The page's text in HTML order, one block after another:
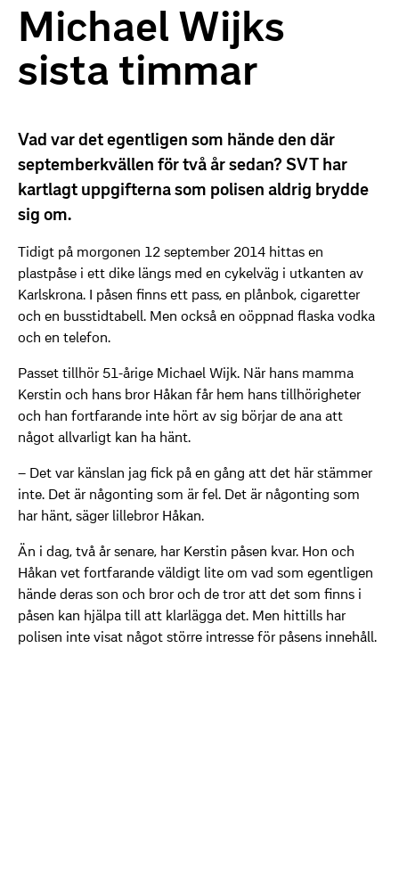
Michael Wijks
sista timmar
Vad var det egentligen som hände den där
septemberkvällen för två år sedan? SVT har
kartlagt uppgifterna som polisen aldrig brydde
sig om.
Tidigt på morgonen 12 september 2014 hittas en
plastpåse i ett dike längs med en cykelväg i utkanten av
Karlskrona. I påsen finns ett pass, en plånbok, cigaretter
och en busstidtabell. Men också en oöppnad flaska vodka
och en telefon.
Passet tillhör 51-årige Michael Wijk. När hans mamma
Kerstin och hans bror Håkan får hem hans tillhörigheter
och han fortfarande inte hört av sig börjar de ana att
något allvarligt kan ha hänt.
– Det var känslan jag fick på en gång att det här stämmer
inte. Det är någonting som är fel. Det är någonting som
har hänt, säger lillebror Håkan.
Än i dag, två år senare, har Kerstin påsen kvar. Hon och
Håkan vet fortfarande väldigt lite om vad som egentligen
hände deras son och bror och de tror att det som finns i
påsen kan hjälpa till att klarlägga det. Men hittills har
polisen inte visat något större intresse för påsens innehåll.